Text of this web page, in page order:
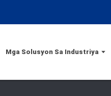
Mga Solusyon Sa Industriya